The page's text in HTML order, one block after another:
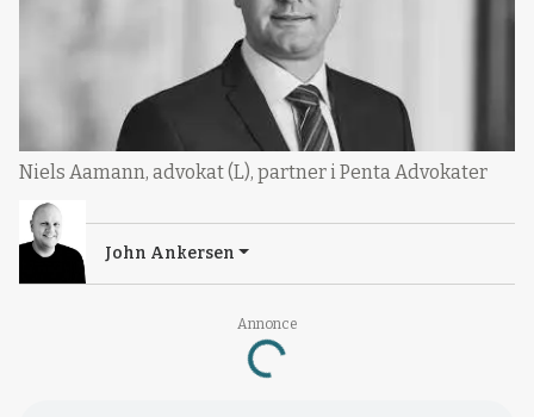
Annonce
Loading...
Niels Aamann, advokat (L), partner i Penta Advokater
John Ankersen